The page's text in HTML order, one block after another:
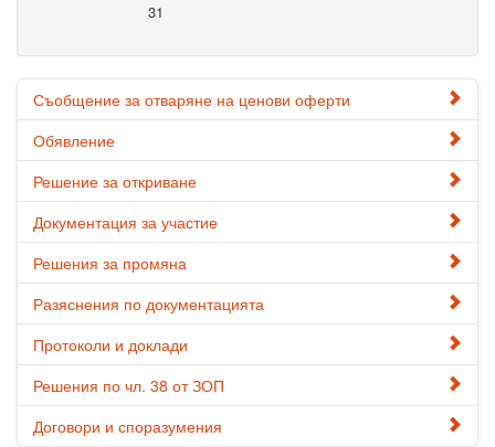
31
Съобщение за отваряне на ценови оферти
Обявление
Решение за откриване
Документация за участие
Решения за промяна
Разяснения по документацията
Протоколи и доклади
Решения по чл. 38 от ЗОП
Договори и споразумения